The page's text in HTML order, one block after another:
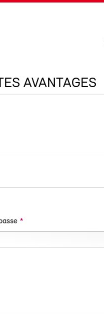
AVANTAGES